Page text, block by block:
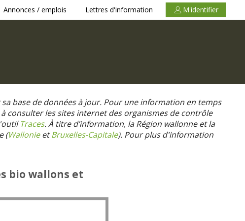
Annonces / emplois Lettres d'information M'identifier
base de données à jour. Pour une information en temps
à consulter les sites internet des organismes de contrôle
Traces. À titre d’information, la Région wallonne et la
(WallonieetBruxelles-Capitale). Pour plus d'information
bio wallons et